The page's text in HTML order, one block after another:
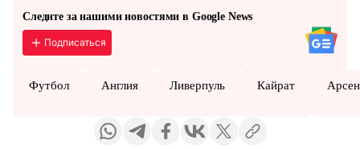
Следите за нашими новостями в Google News
Подписаться
Футбол Англия Ливерпуль Кайрат